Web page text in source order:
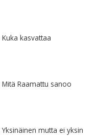
Kuka kasvattaa
Mitä Raamattu sanoo
Yksinäinen mutta ei yksin